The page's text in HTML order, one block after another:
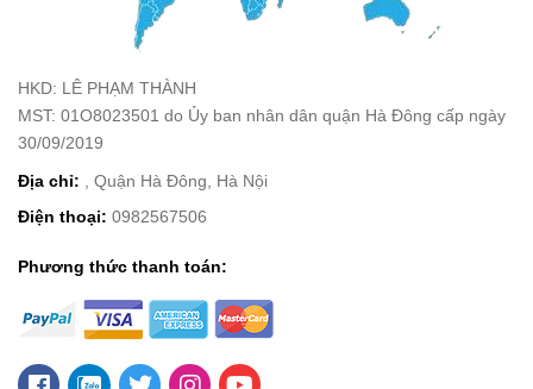
HKD: LÊ PHẠM THÀNH
MST: 01O8023501 do Ủy ban nhân dân quận Hà Đông cấp ngày
30/09/2019
Địa chỉ: , Quận Hà Đông, Hà Nội
Điện thoại: 0982567506
Phương thức thanh toán: